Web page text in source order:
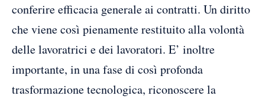
conferire efficacia generale ai contratti. Un diritto
che viene così pienamente restituito alla volontà
delle lavoratrici e dei lavoratori. E’ inoltre
importante, in una fase di così profonda
trasformazione tecnologica, riconoscere la